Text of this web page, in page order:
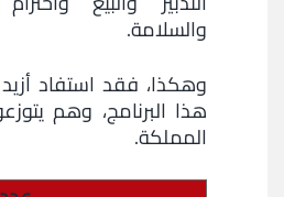
والسلامة.
هذا البرنامج، وهم
المملكة.